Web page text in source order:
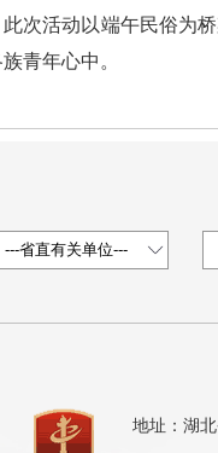
次活动以端午民俗为
青年心中。
地址：湖